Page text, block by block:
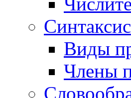
Синтаксис
Виды
Члены